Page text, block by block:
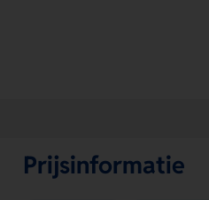
Prijsinformatie